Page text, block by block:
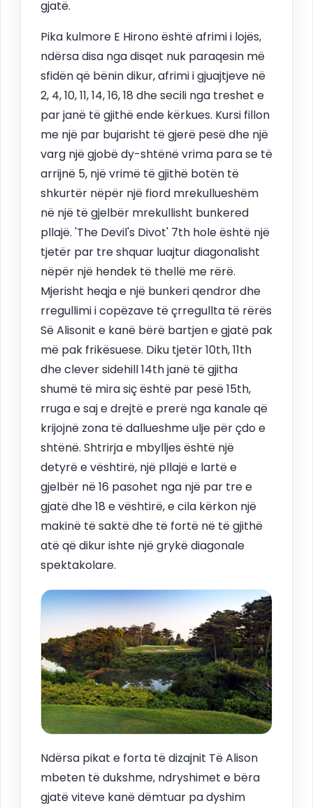
gjatë.
Pika kulmore E Hirono është afrimi i lojës,
ndërsa disa nga disqet nuk paraqesin më
sfidën që bënin dikur, afrimi i gjuajtjeve në
2, 4, 10, 11, 14, 16, 18 dhe secili nga treshet e
par janë të gjithë ende kërkues. Kursi fillon
me një par bujarisht të gjerë pesë dhe një
varg një gjobë dy-shtënë vrima para se të
arrijnë 5, një vrimë të gjithë botën të
shkurtër nëpër një fiord mrekullueshëm
në një të gjelbër mrekullisht bunkered
pllajë. 'The Devil's Divot' 7th hole është një
tjetër par tre shquar luajtur diagonalisht
nëpër një hendek të thellë me rërë.
Mjerisht heqja e një bunkeri qendror dhe
rregullimi i copëzave të çrregullta të rërës
Së Alisonit e kanë bërë bartjen e gjatë pak
më pak frikësuese. Diku tjetër 10th, 11th
dhe clever sidehill 14th janë të gjitha
shumë të mira siç është par pesë 15th,
rruga e saj e drejtë e prerë nga kanale që
krijojnë zona të dallueshme ulje për çdo e
shtënë. Shtrirja e mbylljes është një
detyrë e vështirë, një pllajë e lartë e
gjelbër në 16 pasohet nga një par tre e
gjatë dhe 18 e vështirë, e cila kërkon një
makinë të saktë dhe të fortë në të gjithë
atë që dikur ishte një grykë diagonale
spektakolare.
Ndërsa pikat e forta të dizajnit Të Alison
mbeten të dukshme, ndryshimet e bëra
gjatë viteve kanë dëmtuar pa dyshim